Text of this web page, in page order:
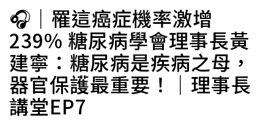
🎧｜罹這癌症機率激增
239% 糖尿病學會理事長黃
建寧：糖尿病是疾病之母，
器官保護最重要！｜理事長
講堂EP7